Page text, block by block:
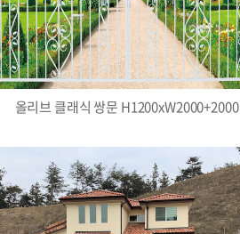
올리브 클래식 쌍문 H1200xW2000+2000